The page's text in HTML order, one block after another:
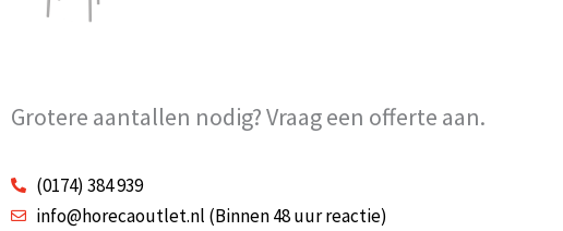
Grotere aantallen nodig? Vraag een offerte aan.
(0174) 384 939
info@horecaoutlet.nl (Binnen 48 uur reactie)